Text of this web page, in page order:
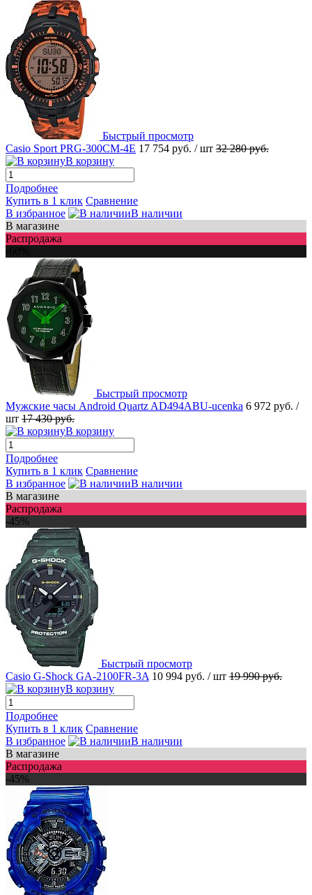
Быстрый просмотр
Casio Sport PRG-300CM-4E 17 754 руб. / шт 32 280 руб.
В корзину
Подробнее
Купить в 1 клик Сравнение
В избранное
В наличии
В магазине
Распродажа
Быстрый просмотр
Мужские часы Android Quartz AD494ABU-ucenka 6 972 руб. /
шт 17 430 руб.
В корзину
Подробнее
Купить в 1 клик Сравнение
В избранное
В наличии
В магазине
Распродажа
-45%
Быстрый просмотр
Casio G-Shock GA-2100FR-3A 10 994 руб. / шт 19 990 руб.
В корзину
Подробнее
Купить в 1 клик Сравнение
В избранное
В наличии
В магазине
Распродажа
-45%